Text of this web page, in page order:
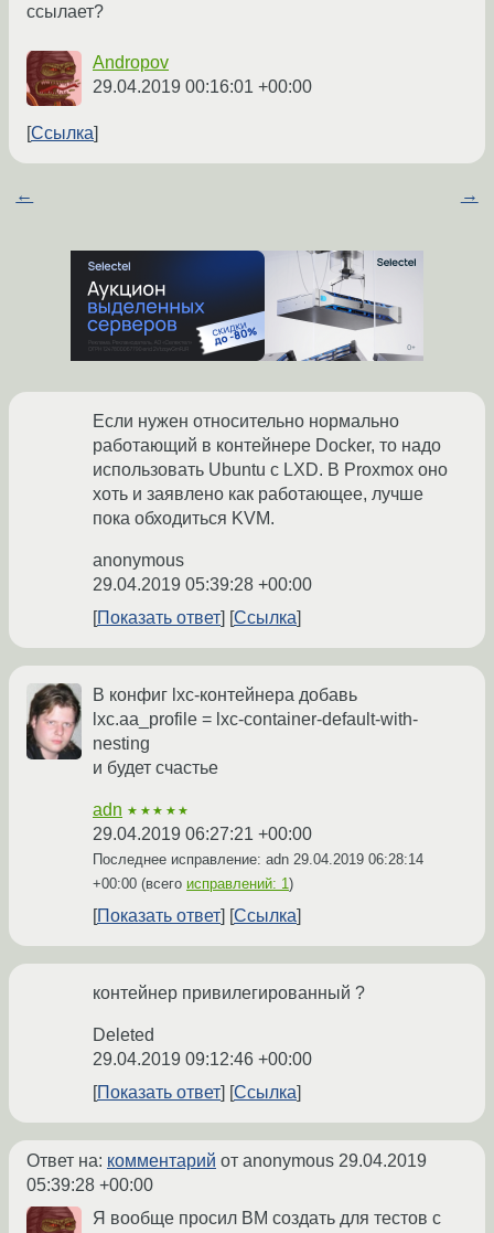
ссылает?
Andropov
29.04.2019 00:16:01 +00:00
Ссылка
← →
Если нужен относительно нормально
работающий в контейнере Docker, то надо
использовать Ubuntu с LXD. В Proxmox оно
хоть и заявлено как работающее, лучше
пока обходиться KVM.
anonymous
29.04.2019 05:39:28 +00:00
Показать ответ
Ссылка
В конфиг lxc-контейнера добавь
lxc.aa_profile = lxc-container-default-with-
nesting
и будет счастье
adn ★★★★★
29.04.2019 06:27:21 +00:00
Последнее исправление: adn 29.04.2019 06:28:14
+00:00 (всего исправлений: 1)
Показать ответ Ссылка
контейнер привилегированный ?
Deleted
29.04.2019 09:12:46 +00:00
Показать ответ
Ссылка
Ответ на: комментарий от anonymous 29.04.2019
05:39:28 +00:00
Я вообще просил ВМ создать для тестов с